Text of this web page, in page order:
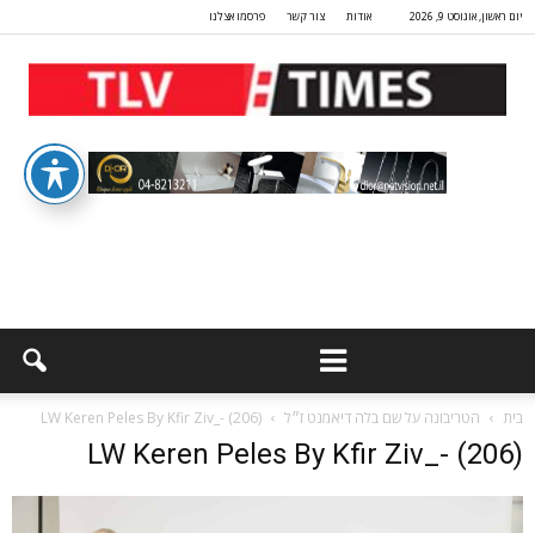
יום ראשון, אוגוסט 9, 2026 אודות צור קשר פרסמו אצלנו
בית הטריבונה על שם בלה דיאמנט ז״ל LW Keren Peles By Kfir Ziv_- (206)
LW Keren Peles By Kfir Ziv_- (206)